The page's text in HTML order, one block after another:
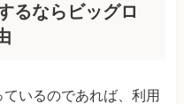
るならビッグロ
いるのであれば、利用